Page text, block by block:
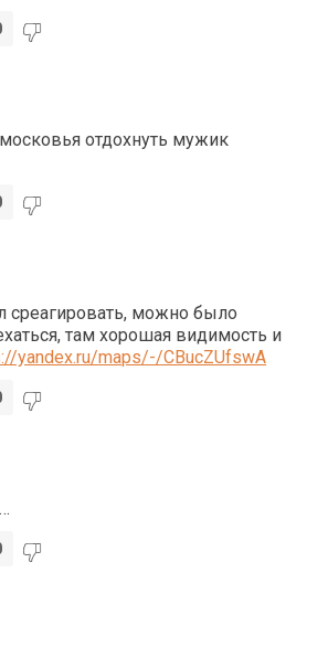
отдохнуть мужик
среагировать, можно было
там хорошая видимость и
yandex.ru/maps/-/CBucZUfswA